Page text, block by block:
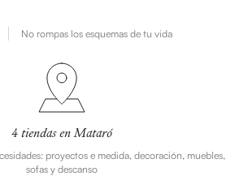
No rompas los esquemas de tu vida
4 tiendas en Mataró
proyectos e medida, decoración, muebles,
sofas y descanso